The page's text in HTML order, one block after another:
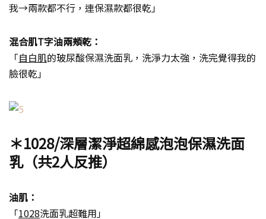
我→兩款都不行，連保濕款都很乾」
混合肌T字油兩頰乾：
「自白肌的玻尿酸保濕洗面乳，洗淨力太強，洗完覺得我的
臉很乾」
＊1028/深層潔淨超綿感泡泡保濕洗面
乳（共2人反推）
油肌：
「1028洗面乳超難用」